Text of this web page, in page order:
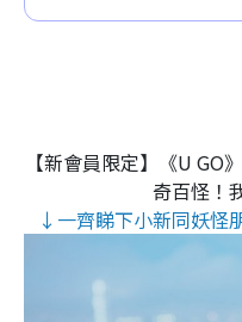
【新會員限定】《U GO
奇百怪！
↓一齊睇下小新同妖怪